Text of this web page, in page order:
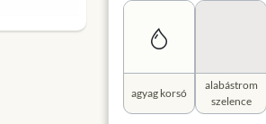
agyag korsó
alabástrom
szelence